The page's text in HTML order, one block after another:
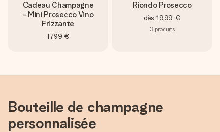
Cadeau Champagne
- Mini Prosecco Vino
Frizzante
17,99 €
Riondo Prosecco
dès 19,99 €
3 produits
Bouteille de champagne
personnalisée